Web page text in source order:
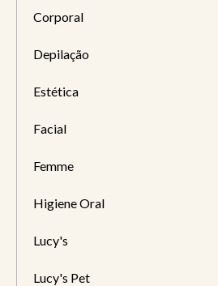
Corporal
Depilação
Estética
Facial
Femme
Higiene Oral
Lucy's
Lucy's Pet